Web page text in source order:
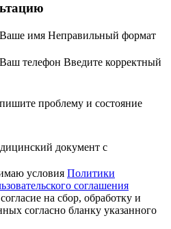
Ваше имя Неправильный формат
Ваш телефон Введите корректный
проблему и состояние
документ с
условия Политики
соглашения
на сбор, обработку и
согласно бланку указанного